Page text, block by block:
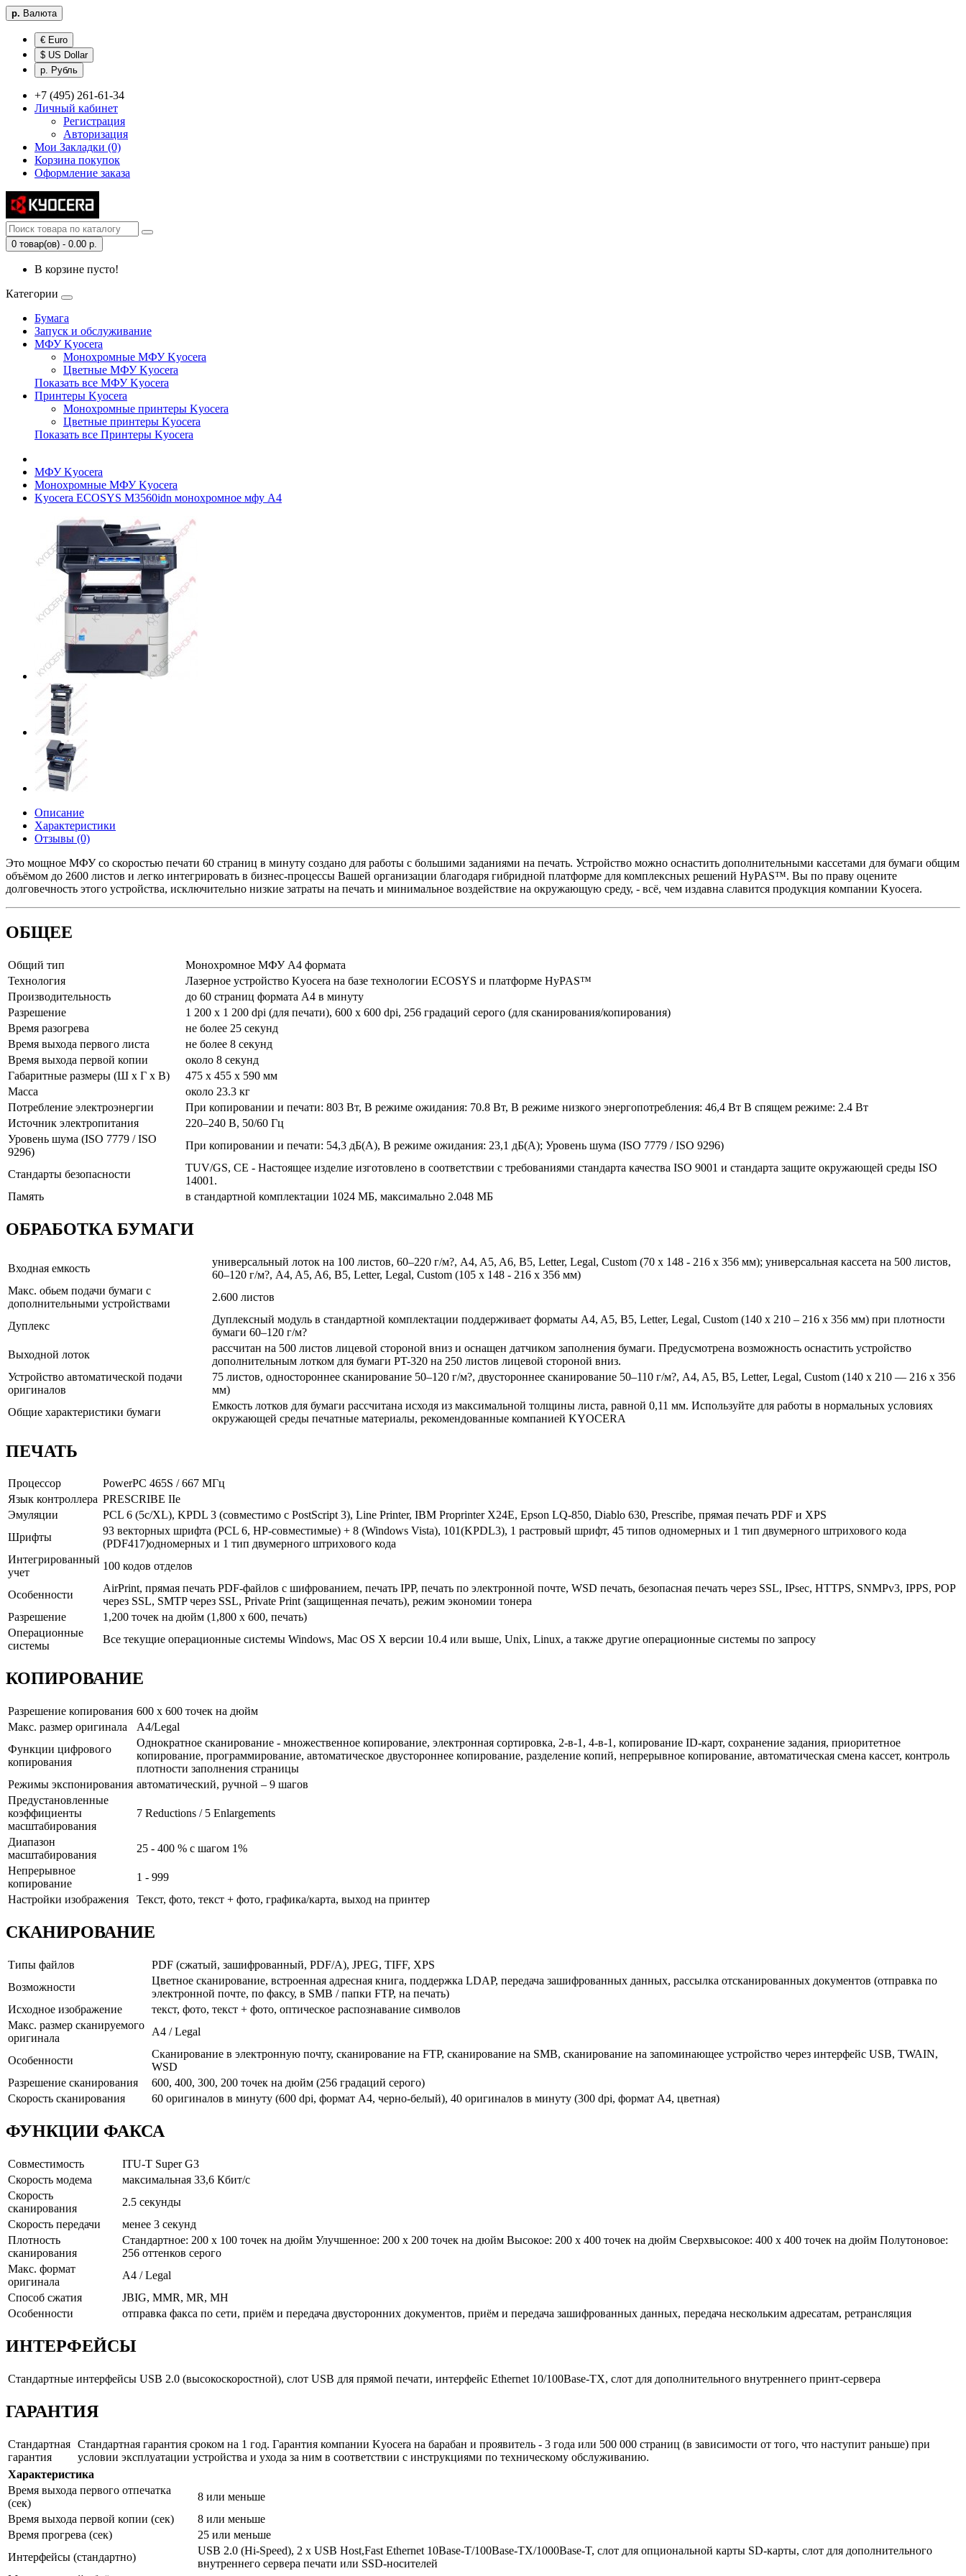
р. Валюта
€ Euro
$ US Dollar
р. Рубль
+7 (495) 261-61-34
Личный кабинет
Регистрация
Авторизация
Мои Закладки (0)
Корзина покупок
Оформление заказа
0 товар(ов) - 0.00 р.
В корзине пусто!
Категории
Бумага
Запуск и обслуживание
МФУ Kyocera
Монохромные МФУ Kyocera
Цветные МФУ Kyocera
Показать все МФУ Kyocera
Принтеры Kyocera
Монохромные принтеры Kyocera
Цветные принтеры Kyocera
Показать все Принтеры Kyocera
МФУ Kyocera
Монохромные МФУ Kyocera
Kyocera ECOSYS M3560idn монохромное мфу A4
Описание
Характеристики
Отзывы (0)
Это мощное МФУ со скоростью печати 60 страниц в минуту создано для работы с большими заданиями на печать. Устройство можно оснастить дополнительными кассетами для бумаги общим
объёмом до 2600 листов и легко интегрировать в бизнес-процессы Вашей организации благодаря гибридной платформе для комплексных решений HyPAS™. Вы по праву оцените
долговечность этого устройства, исключительно низкие затраты на печать и минимальное воздействие на окружающую среду, - всё, чем издавна славится продукция компании Kyocera.
ОБЩЕЕ
Общий тип
Монохромное МФУ А4 формата
Технология
Лазерное устройство Kyocera на базе технологии ECOSYS и платформе HyPAS™
Производительность
до 60 страниц формата A4 в минуту
Разрешение
1 200 x 1 200 dpi (для печати), 600 x 600 dpi, 256 градаций серого (для сканирования/копирования)
Время разогрева
не более 25 секунд
Время выхода первого листа
не более 8 секунд
Время выхода первой копии
около 8 секунд
Габаритные размеры (Ш x Г x В)
475 x 455 x 590 мм
Масса
около 23.3 кг
Потребление электроэнергии
При копировании и печати: 803 Вт, В режиме ожидания: 70.8 Вт, В режиме низкого энергопотребления: 46,4 Вт В спящем режиме: 2.4 Вт
Источник электропитания
220–240 В, 50/60 Гц
Уровень шума (ISO 7779 / ISO
9296)
При копировании и печати: 54,3 дБ(А), В режиме ожидания: 23,1 дБ(А); Уровень шума (ISO 7779 / ISO 9296)
Стандарты безопасности
TUV/GS, CE - Настоящее изделие изготовлено в соответствии с требованиями стандарта качества ISO 9001 и стандарта защите окружающей среды ISO
14001.
Память
в стандартной комплектации 1024 МБ, максимально 2.048 МБ
ОБРАБОТКА БУМАГИ
Входная емкость
универсальный лоток на 100 листов, 60–220 г/м?, A4, A5, A6, B5, Letter, Legal, Custom (70 x 148 - 216 x 356 мм); универсальная кассета на 500 листов,
60–120 г/м?, A4, A5, A6, B5, Letter, Legal, Custom (105 x 148 - 216 x 356 мм)
Макс. обьем подачи бумаги с
дополнительными устройствами
2.600 листов
Дуплекс
Дуплексный модуль в стандартной комплектации поддерживает форматы A4, A5, B5, Letter, Legal, Custom (140 x 210 – 216 x 356 мм) при плотности
бумаги 60–120 г/м?
Выходной лоток
рассчитан на 500 листов лицевой стороной вниз и оснащен датчиком заполнения бумаги. Предусмотрена возможность оснастить устройство
дополнительным лотком для бумаги PT-320 на 250 листов лицевой стороной вниз.
Устройство автоматической подачи
оригиналов
75 листов, одностороннее сканирование 50–120 г/м?, двустороннее сканирование 50–110 г/м?, A4, A5, B5, Letter, Legal, Custom (140 x 210 — 216 x 356
мм)
Общие характеристики бумаги
Емкость лотков для бумаги рассчитана исходя из максимальной толщины листа, равной 0,11 мм. Используйте для работы в нормальных условиях
окружающей среды печатные материалы, рекомендованные компанией KYOCERA
ПЕЧАТЬ
Процессор
PowerPC 465S / 667 МГц
Язык контроллера PRESCRIBE IIe
Эмуляции
PCL 6 (5с/XL), KPDL 3 (совместимо с PostScript 3), Line Printer, IBM Proprinter X24E, Epson LQ-850, Diablo 630, Prescribe, прямая печать PDF и XPS
Шрифты
93 векторных шрифта (PCL 6, HP-совместимые) + 8 (Windows Vista), 101(KPDL3), 1 растровый шрифт, 45 типов одномерных и 1 тип двумерного штрихового кода
(PDF417)одномерных и 1 тип двумерного штрихового кода
Интегрированный
учет
100 кодов отделов
Особенности
AirPrint, прямая печать PDF-файлов с шифрованием, печать IPP, печать по электронной почте, WSD печать, безопасная печать через SSL, IPsec, HTTPS, SNMPv3, IPPS, POP
через SSL, SMTP через SSL, Private Print (защищенная печать), режим экономии тонера
Разрешение
1,200 точек на дюйм (1,800 x 600, печать)
Операционные
системы
Все текущие операционные системы Windows, Mac OS X версии 10.4 или выше, Unix, Linux, а также другие операционные системы по запросу
КОПИРОВАНИЕ
Разрешение копирования 600 x 600 точек на дюйм
Макс. размер оригинала
A4/Legal
Функции цифрового
копирования
Однократное сканирование - множественное копирование, электронная сортировка, 2-в-1, 4-в-1, копирование ID-карт, сохранение задания, приоритетное
копирование, программирование, автоматическое двустороннее копирование, разделение копий, непрерывное копирование, автоматическая смена кассет, контроль
плотности заполнения страницы
Режимы экспонирования автоматический, ручной – 9 шагов
Предустановленные
коэффициенты
масштабирования
7 Reductions / 5 Enlargements
Диапазон
масштабирования
25 - 400 % с шагом 1%
Непрерывное
копирование
1 - 999
Настройки изображения
Текст, фото, текст + фото, графика/карта, выход на принтер
СКАНИРОВАНИЕ
Типы файлов
PDF (сжатый, зашифрованный, PDF/A), JPEG, TIFF, XPS
Возможности
Цветное сканирование, встроенная адресная книга, поддержка LDAP, передача зашифрованных данных, рассылка отсканированных документов (отправка по
электронной почте, по факсу, в SMB / папки FTP, на печать)
Исходное изображение
текст, фото, текст + фото, оптическое распознавание символов
Макс. размер сканируемого
оригинала
A4 / Legal
Особенности
Сканирование в электронную почту, сканирование на FTP, сканирование на SMB, сканирование на запоминающее устройство через интерфейс USB, TWAIN,
WSD
Разрешение сканирования
600, 400, 300, 200 точек на дюйм (256 градаций серого)
Скорость сканирования
60 оригиналов в минуту (600 dpi, формат A4, черно-белый), 40 оригиналов в минуту (300 dpi, формат A4, цветная)
ФУНКЦИИ ФАКСА
Совместимость
ITU-T Super G3
Скорость модема
максимальная 33,6 Кбит/с
Скорость
сканирования
2.5 секунды
Скорость передачи
менее 3 секунд
Плотность
сканирования
Стандартное: 200 x 100 точек на дюйм Улучшенное: 200 x 200 точек на дюйм Высокое: 200 x 400 точек на дюйм Сверхвысокое: 400 x 400 точек на дюйм Полутоновое:
256 оттенков серого
Макс. формат
оригинала
A4 / Legal
Способ сжатия
JBIG, MMR, MR, MH
Особенности
отправка факса по сети, приём и передача двусторонних документов, приём и передача зашифрованных данных, передача нескольким адресатам, ретрансляция
ИНТЕРФЕЙСЫ
Стандартные интерфейсы USB 2.0 (высокоскоростной), слот USB для прямой печати, интерфейс Ethernet 10/100Base-TX, слот для дополнительного внутреннего принт-сервера
ГАРАНТИЯ
Стандартная
гарантия
Стандартная гарантия сроком на 1 год. Гарантия компании Kyocera на барабан и проявитель - 3 года или 500 000 страниц (в зависимости от того, что наступит раньше) при
условии эксплуатации устройства и ухода за ним в соответствии с инструкциями по техническому обслуживанию.
Характеристика
Время выхода первого отпечатка
(сек)
8 или меньше
Время выхода первой копии (сек)
8 или меньше
Время прогрева (сек)
25 или меньше
Интерфейсы (стандартно)
USB 2.0 (Hi-Speed), 2 x USB Host,Fast Ethernet 10Base-T/100Base-TX/1000Base-T, слот для опциональной карты SD-карты, cлот для дополнительного
внутреннего сервера печати или SSD-носителей